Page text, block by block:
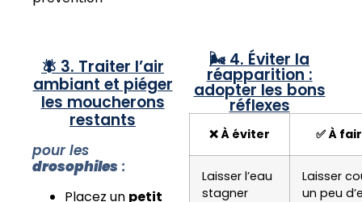
🪰 3. Traiter l’air
ambiant et piéger
les moucherons
restants
pour les
drosophiles :
Placez un petit
🌬️ 4. Éviter la
réapparition :
adopter les bons
réflexes
❌ À éviter ✅ À
Laisser l’eau
stagner
Laisser
un peu